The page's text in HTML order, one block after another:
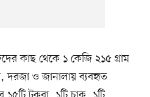
কাছ থেকে ১ কেজি ২১৫ গ্রাম
দরজা ও জানালায় ব্যবহৃত